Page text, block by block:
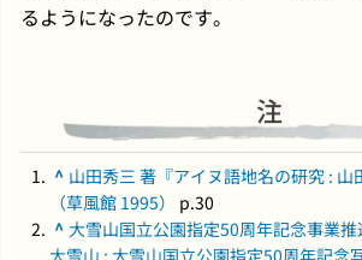
るようになったのです。
注
^ 山田秀三 著『アイヌ語地名の研究 : 山
（草風館 1995）
p.30
^ 大雪山国立公園指定50周年記念事業